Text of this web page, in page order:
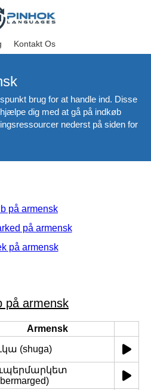
Kontakt Os
brug for at handle ind. Disse
dig med at gå på indkøb
nederst på siden for
på armensk
på armensk
på armensk
på armensk
Armensk
(shuga)